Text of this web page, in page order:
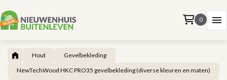
0
Hout
Gevelbekleding
NewTechWood HKC PRO35 gevelbekleding (diverse kleuren en maten)